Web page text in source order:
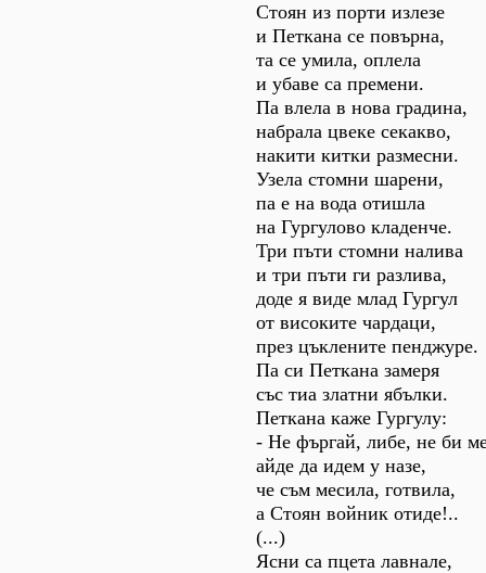
Стоян из порти излезе
и Петкана се повърна,
та се умила, оплела
и убаве са премени.
Па влела в нова градина,
набрала цвеке секакво,
накити китки размесни.
Узела стомни шарени,
па е на вода отишла
на Гургулово кладенче.
Три пъти стомни налива
и три пъти ги разлива,
доде я виде млад Гургул
от високите чардаци,
през цъклените пенджуре.
Па си Петкана замеря
със тиа златни ябълки.
Петкана каже Гургулу:
- Не фъргай, либе, не би
айде да идем у назе,
че съм месила, готвила,
а Стоян войник отиде!..
(...)
Ясни са пцета лавнале,